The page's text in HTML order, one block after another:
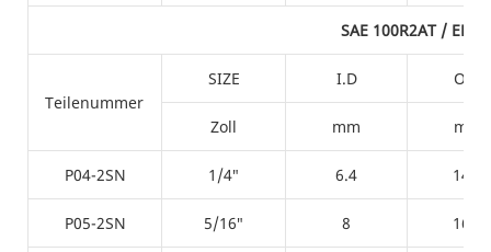
SAE 100R2AT /
Teilenummer
SIZE I.D O.D
Zoll mm mm
P04-2SN 1/4″ 6.4 14.5
P05-2SN 5/16″ 8 16.7